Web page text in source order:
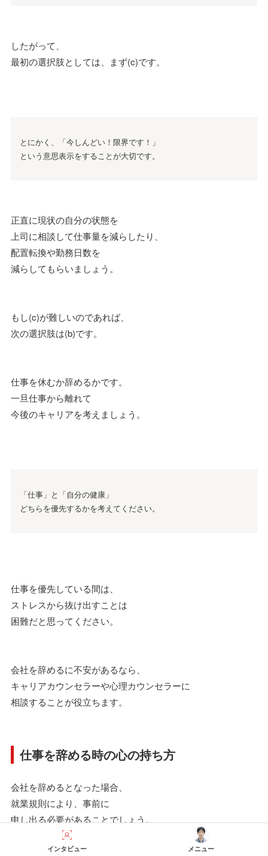
したがって、
最初の選択肢としては、まず(c)です。
とにかく、「今しんどい！限界です！」
という意思表示をすることが大切です。
正直に現状の自分の状態を
上司に相談して仕事量を減らしたり、
配置転換や勤務日数を
減らしてもらいましょう。
もし(c)が難しいのであれば、
次の選択肢は(b)です。
仕事を休むか辞めるかです。
一旦仕事から離れて
今後のキャリアを考えましょう。
「仕事」と「自分の健康」
どちらを優先するかを考えてください。
仕事を優先している間は、
ストレスから抜け出すことは
困難だと思ってください。
会社を辞めるに不安があるなら、
キャリアカウンセラーや心理カウンセラーに
相談することが役立ちます。
仕事を辞める時の心の持ち方
会社を辞めるとなった場合、
就業規則により、事前に
申し出る必要があることでしょう。
インタビュー メニュー